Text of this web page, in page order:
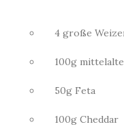
4 große
100g
50g Feta
100g Cheddar